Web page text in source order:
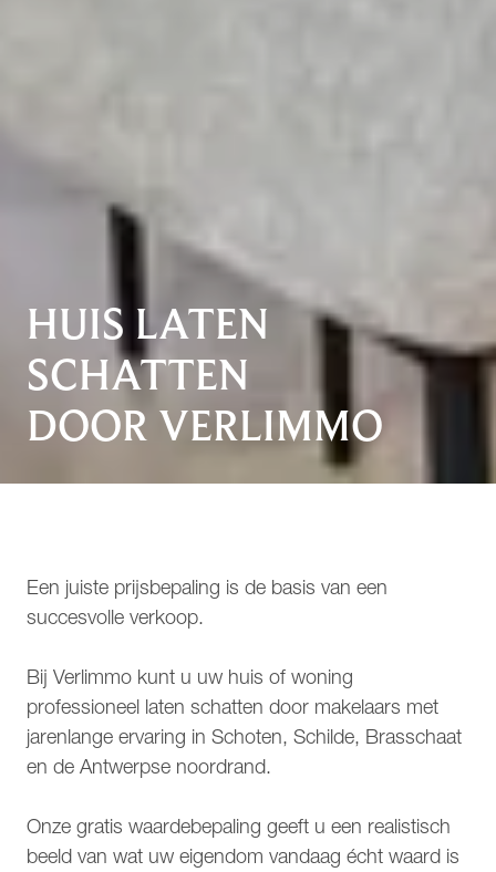
HUIS LATEN
SCHATTEN
DOOR VERLIMMO
Een juiste prijsbepaling is de basis van een
succesvolle verkoop.
Bij Verlimmo kunt u uw huis of woning
professioneel laten schatten door makelaars met
jarenlange ervaring in Schoten, Schilde, Brasschaat
en de Antwerpse noordrand.
Onze gratis waardebepaling geeft u een realistisch
beeld van wat uw eigendom vandaag écht waard is